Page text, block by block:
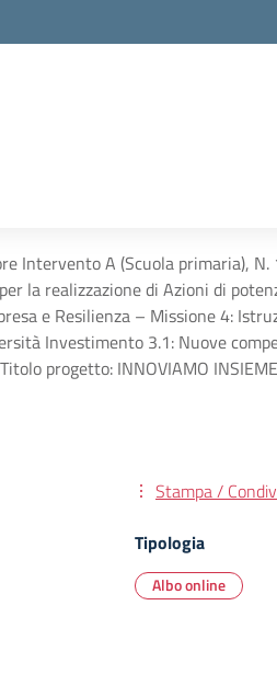
Intervento A (Scuola primaria),
la realizzazione di Azioni di
e Resilienza – Missione 4:
Investimento 3.1: Nuove
progetto: INNOVIAMO INSIEME
Stampa /
Tipologia
Albo online